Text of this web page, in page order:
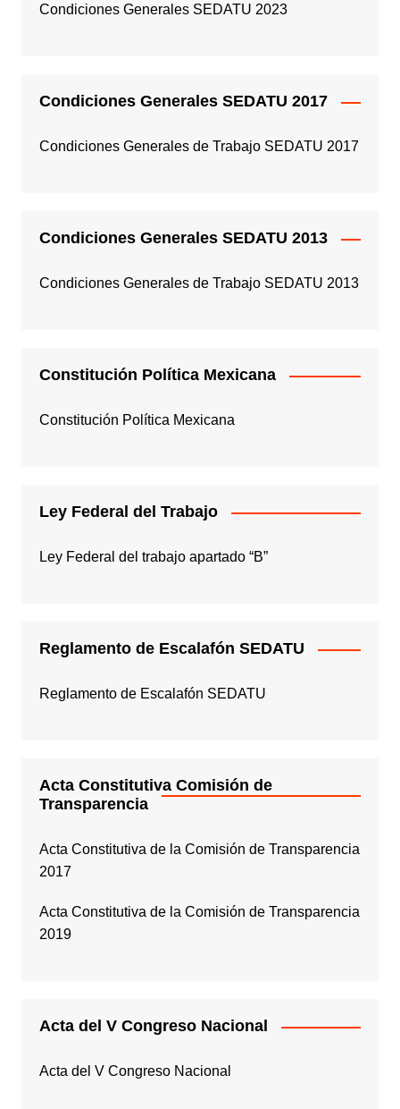
Condiciones Generales SEDATU 2023
Condiciones Generales SEDATU 2017
Condiciones Generales de Trabajo SEDATU 2017
Condiciones Generales SEDATU 2013
Condiciones Generales de Trabajo SEDATU 2013
Constitución Política Mexicana
Constitución Política Mexicana
Ley Federal del Trabajo
Ley Federal del trabajo apartado “B”
Reglamento de Escalafón SEDATU
Reglamento de Escalafón SEDATU
Acta Constitutiva Comisión de
Transparencia
Acta Constitutiva de la Comisión de Transparencia
2017
Acta Constitutiva de la Comisión de Transparencia
2019
Acta del V Congreso Nacional
Acta del V Congreso Nacional